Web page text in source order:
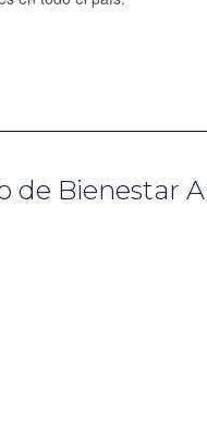
de Bienestar